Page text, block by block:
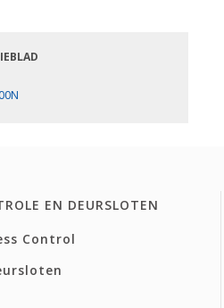
EN DEURSLOTEN
Control